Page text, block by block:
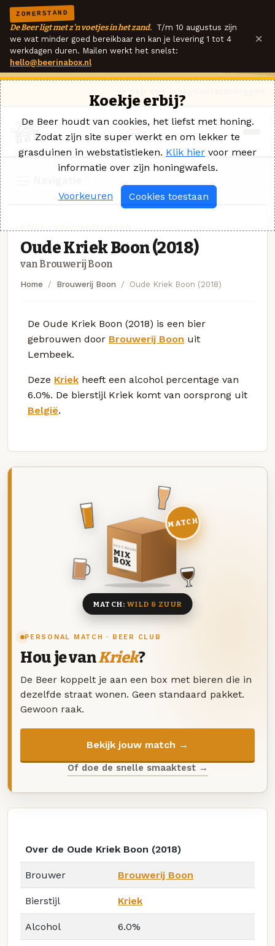
ZOMERSTAND
De Beer ligt met z'n voetjes in het zand. T/m 10 augustus zijn
we wat minder goed bereikbaar en kan je levering 1 tot 4
werkdagen duren. Mailen werkt het snelst:
hello@beerinabox.nl
×
Oude Kriek Boon (2018)
van Brouwerij Boon
Home Brouwerij Boon Oude Kriek Boon (2018)
De Oude Kriek Boon (2018) is een bier
gebrouwen door Brouwerij Boon uit
Lembeek.
Deze Kriek heeft een alcohol percentage van
6.0%. De bierstijl Kriek komt van oorsprong uit
België.
PERSONAL MATCH · BEER CLUB
Hou je vanKriek?
De Beer koppelt je aan een box met bieren die in
dezelfde straat wonen. Geen standaard pakket.
Gewoon raak.
Bekijk jouw match →
Of doe de snelle smaaktest →
DEZE MAAND
MIX
BOX
8 BIEREN
MATCH
MATCH:WILD & ZUUR
Over de Oude Kriek Boon (2018)
Brouwer Brouwerij Boon
Bierstijl Kriek
Alcohol 6.0%
Koekje erbij?
De Beer houdt van cookies, het liefst met honing.
Zodat zijn site super werkt en om lekker te
grasduinen in webstatistieken. Klik hier voor meer
informatie over zijn honingwafels.
Voorkeuren Cookies toestaan